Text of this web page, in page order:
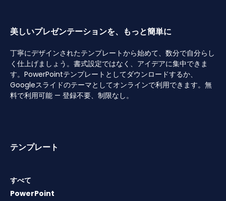
美しいプレゼンテーションを、もっと簡単に
丁寧にデザインされたテンプレートから始めて、数分で自分らし
く仕上げましょう。書式設定ではなく、アイデアに集中できま
す。PowerPointテンプレートとしてダウンロードするか、
Googleスライドのテーマとしてオンラインで利用できます。無
料で利用可能 — 登録不要、制限なし。
テンプレート
すべて
PowerPoint